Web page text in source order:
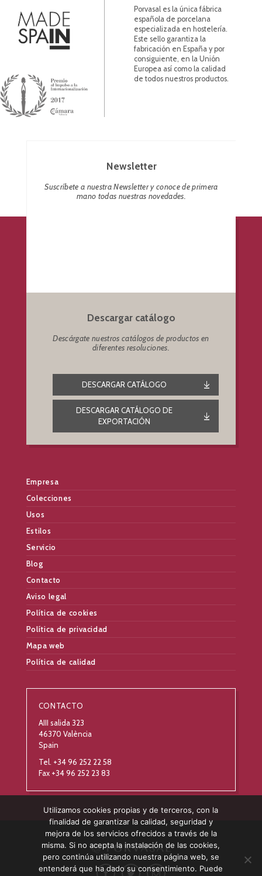
Porvasal es la única fábrica
española de porcelana
especializada en hostelería.
Este sello garantiza la
fabricación en España y por
consiguiente, en la Unión
Europea así como la calidad
de todos nuestros productos.
Newsletter
Suscríbete a nuestra Newsletter y conoce de primera
mano todas nuestras novedades.
Descargar catálogo
Descárgate nuestros catálogos de productos en
diferentes resoluciones.
DESCARGAR CATÁLOGO
DESCARGAR CATÁLOGO DE
EXPORTACIÓN
Empresa
Colecciones
Usos
Estilos
Servicio
Blog
Contacto
Aviso legal
Política de cookies
Política de privacidad
Mapa web
Política de calidad
CONTACTO
AIII salida 323
46370 València
Spain
Tel. +34 96 252 22 58
Fax +34 96 252 23 83
Utilizamos cookies propias y de terceros, con la
finalidad de garantizar la calidad, seguridad y
mejora de los servicios ofrecidos a través de la
misma. Si no acepta la instalación de las cookies,
pero continúa utilizando nuestra página web, se
entenderá que ha dado su consentimiento. Puede